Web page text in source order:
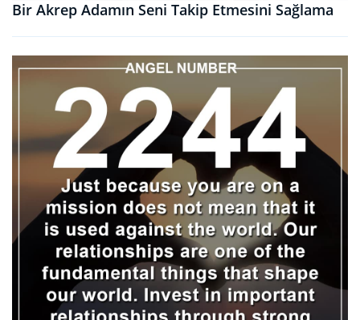
Bir Akrep Adamın Seni Takip Etmesini Sağlama